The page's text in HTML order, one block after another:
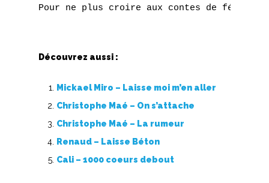
Découvrez aussi :
Mickael Miro – Laisse moi m’en aller
Christophe Maé – On s’attache
Christophe Maé – La rumeur
Renaud – Laisse Béton
Cali – 1000 coeurs debout